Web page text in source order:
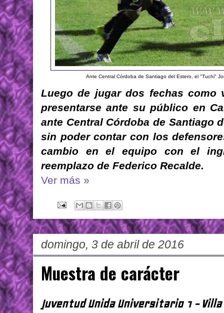
Ante Central Córdoba de Santiago del Estero, el "Tuchi"
Luego de jugar dos fechas como
presentarse ante su público en
ante Central Córdoba de Santiago
sin poder contar con los
cambio en el equipo con el
reemplazo de Federico Recalde.
Ver más »
domingo, 3 de abril de 2016
Muestra de carácter
Juventud Unida Universitario 1 - Villa